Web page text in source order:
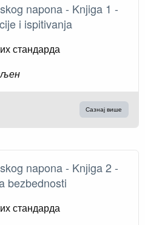
napona - Knjiga 1 -
i ispitivanja
стандарда
Сазнај више
napona - Knјiga 2 -
bezbednosti
стандарда